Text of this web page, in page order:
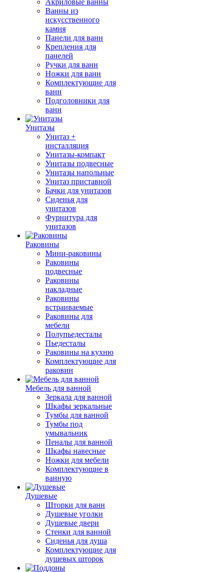
Акриловые ванны
Ванны из
искусственного
камня
Панели для ванн
Крепления для
панелей
Ручки для ванн
Ножки для ванн
Комплектующие для
ванн
Подголовники для
ванн
Унитазы
Унитаз +
инсталляция
Унитазы-компакт
Унитазы подвесные
Унитазы напольные
Унитаз приставной
Бачки для унитазов
Сиденья для
унитазов
Фурнитура для
унитазов
Раковины
Мини-раковины
Раковины
подвесные
Раковины
накладные
Раковины
встраиваемые
Раковины для
мебели
Полупьедесталы
Пьедесталы
Раковины на кухню
Комплектующие для
раковин
Мебель для ванной
Зеркала для ванной
Шкафы зеркальные
Тумбы для ванной
Тумбы под
умывальник
Пеналы для ванной
Шкафы навесные
Ножки для мебели
Комплектующие в
ванную
Душевые
Шторки для ванн
Душевые уголки
Душевые двери
Стенки для ванной
Сиденья для душа
Комплектующие для
душевых шторок